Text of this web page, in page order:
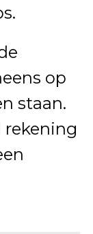
op
staan.
rekening